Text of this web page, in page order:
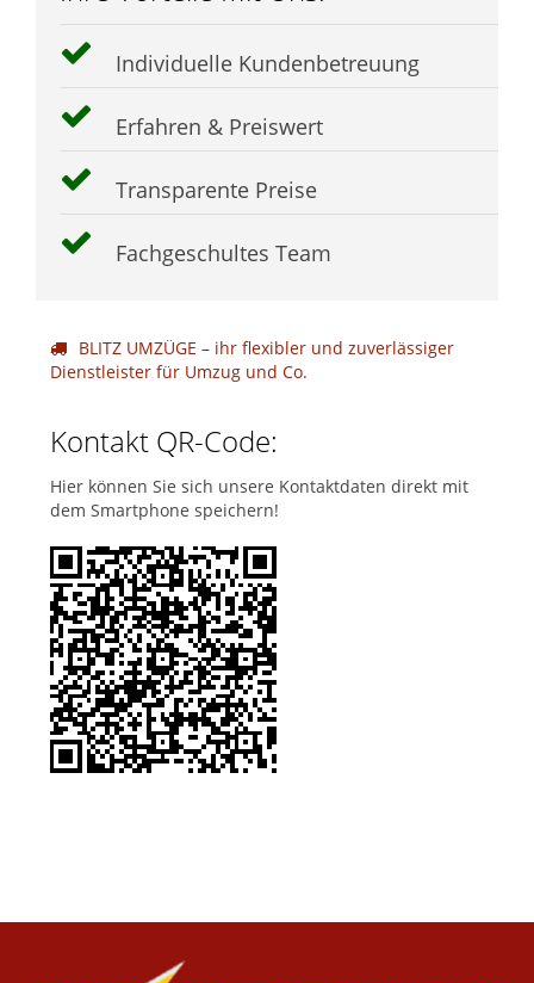
Individuelle Kundenbetreuung
Erfahren & Preiswert
Transparente Preise
Fachgeschultes Team
BLITZ UMZÜGE – ihr flexibler und zuverlässiger
Dienstleister für Umzug und Co.
Kontakt QR-Code:
Hier können Sie sich unsere Kontaktdaten direkt mit
dem Smartphone speichern!